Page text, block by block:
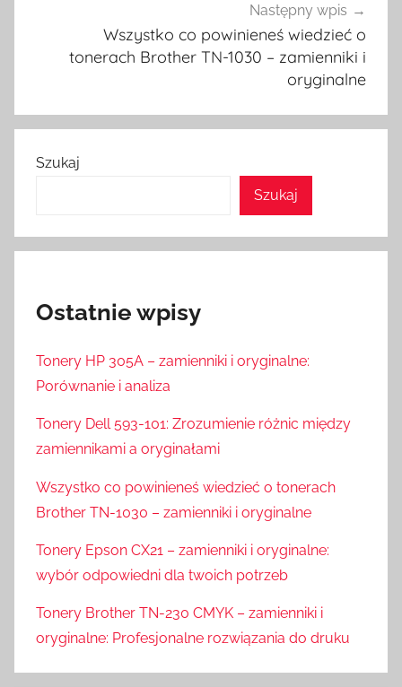
Następny wpis
Wszystko co powinieneś wiedzieć o
tonerach Brother TN-1030 – zamienniki i
oryginalne
Szukaj
Szukaj
Ostatnie wpisy
Tonery HP 305A – zamienniki i oryginalne:
Porównanie i analiza
Tonery Dell 593-101: Zrozumienie różnic między
zamiennikami a oryginałami
Wszystko co powinieneś wiedzieć o tonerach
Brother TN-1030 – zamienniki i oryginalne
Tonery Epson CX21 – zamienniki i oryginalne:
wybór odpowiedni dla twoich potrzeb
Tonery Brother TN-230 CMYK – zamienniki i
oryginalne: Profesjonalne rozwiązania do druku